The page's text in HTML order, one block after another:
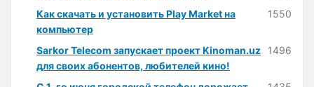
Как скачать и установить Play Market на
компьютер
1550
Sarkor Telecom запускает проект Kinoman.uz
для своих абонентов, любителей кино!
1496